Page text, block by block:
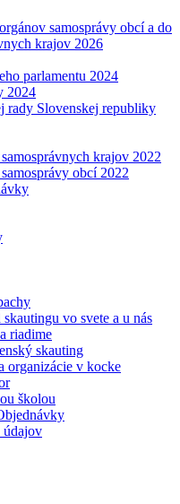
samosprávy obcí a do
krajov 2026
parlamentu 2024
2024
rady Slovenskej republiky
krajov 2022
obcí 2022
vo svete a u nás
riadime
skauting
organizácie v kocke
školou
údajov